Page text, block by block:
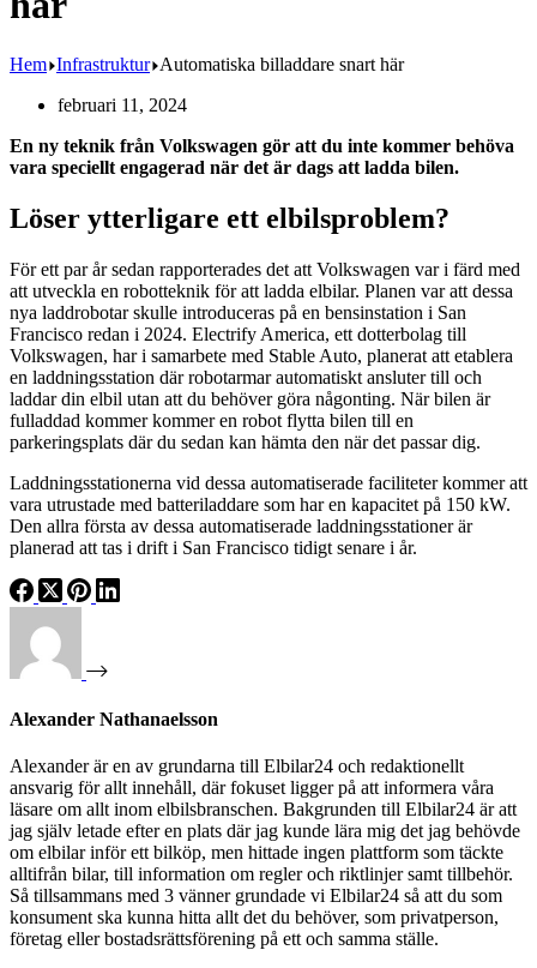
Hem Infrastruktur Automatiska billaddare snart här
februari 11, 2024
En ny teknik från Volkswagen gör att du inte kommer behöva
vara speciellt engagerad när det är dags att ladda bilen.
Löser ytterligare ett elbilsproblem?
För ett par år sedan rapporterades det att Volkswagen var i färd med
att utveckla en robotteknik för att ladda elbilar. Planen var att dessa
nya laddrobotar skulle introduceras på en bensinstation i San
Francisco redan i 2024. Electrify America, ett dotterbolag till
Volkswagen, har i samarbete med Stable Auto, planerat att etablera
en laddningsstation där robotarmar automatiskt ansluter till och
laddar din elbil utan att du behöver göra någonting. När bilen är
fulladdad kommer kommer en robot flytta bilen till en
parkeringsplats där du sedan kan hämta den när det passar dig.
Laddningsstationerna vid dessa automatiserade faciliteter kommer att
vara utrustade med batteriladdare som har en kapacitet på 150 kW.
Den allra första av dessa automatiserade laddningsstationer är
planerad att tas i drift i San Francisco tidigt senare i år.
Alexander Nathanaelsson
Alexander är en av grundarna till Elbilar24 och redaktionellt
ansvarig för allt innehåll, där fokuset ligger på att informera våra
läsare om allt inom elbilsbranschen. Bakgrunden till Elbilar24 är att
jag själv letade efter en plats där jag kunde lära mig det jag behövde
om elbilar inför ett bilköp, men hittade ingen plattform som täckte
alltifrån bilar, till information om regler och riktlinjer samt tillbehör.
Så tillsammans med 3 vänner grundade vi Elbilar24 så att du som
konsument ska kunna hitta allt det du behöver, som privatperson,
företag eller bostadsrättsförening på ett och samma ställe.